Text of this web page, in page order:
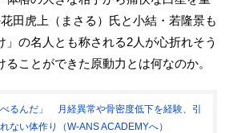
田虎上（まさる）氏と小結・若隆景も
」の名人とも称される2人が心折れそう
ことができた原動力とは何なのか。
べるんだ」 月経異常や骨密度低下を経験、引
ない体作り（W-ANS ACADEMYへ）